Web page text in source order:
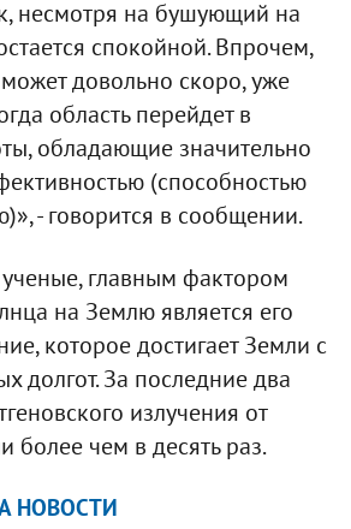
несмотря на бушующий на
спокойной. Впрочем,
довольно скоро, уже
область перейдет в
обладающие значительно
(способностью
- говорится в сообщении.
главным фактором
на Землю является его
которое достигает Земли с
долгот. За последние два
излучения от
более чем в десять раз.
НОВОСТИ